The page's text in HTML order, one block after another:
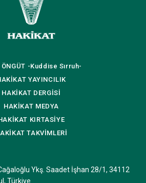
ÖNGÜT -Kuddise Sırruh-
YAYINCILIK
HAKİKAT DERGİSİ
HAKİKAT MEDYA
KIRTASİYE
TAKVİMLERİ
Ykş. Saadet İşhan 28/1, 34112
Türkiye